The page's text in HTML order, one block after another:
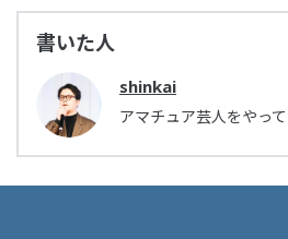
書いた人
shinkai
アマチュア芸人をやっ